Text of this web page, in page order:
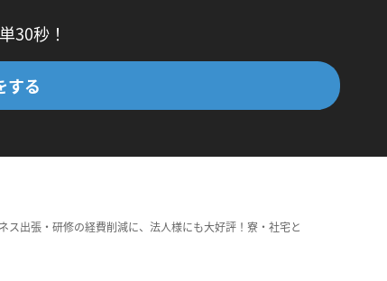
30秒！
する
出張・研修の経費削減に、法人様にも大好評！寮・社宅と